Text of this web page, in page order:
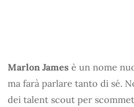
Marlon James è un nome
ma farà parlare tanto di sé.
dei talent scout per